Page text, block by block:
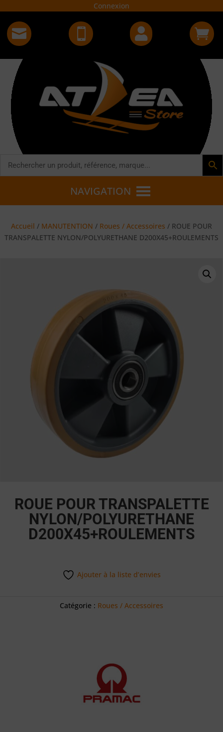
Connexion
   
NAVIGATION
Accueil / MANUTENTION / Roues / Accessoires / ROUE POUR
TRANSPALETTE NYLON/POLYURETHANE D200X45+ROULEMENTS
ROUE POUR TRANSPALETTE
NYLON/POLYURETHANE
D200X45+ROULEMENTS
Ajouter à la liste d’envies
Catégorie : Roues / Accessoires